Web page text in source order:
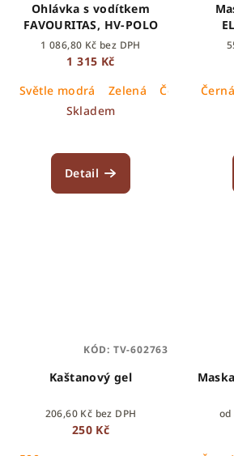
Ohlávka s vodítkem
FAVOURITAS, HV-POLO
1 086,80 Kč bez DPH
1 315 Kč
Světle modrá
Zelená Červená
Skladem
Detail
Černá
Kaštanový gel
206,60 Kč bez DPH
250 Kč
KÓD: TV-602763
od